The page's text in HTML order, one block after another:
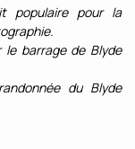
populaire pour la
barrage de Blyde
du Blyde